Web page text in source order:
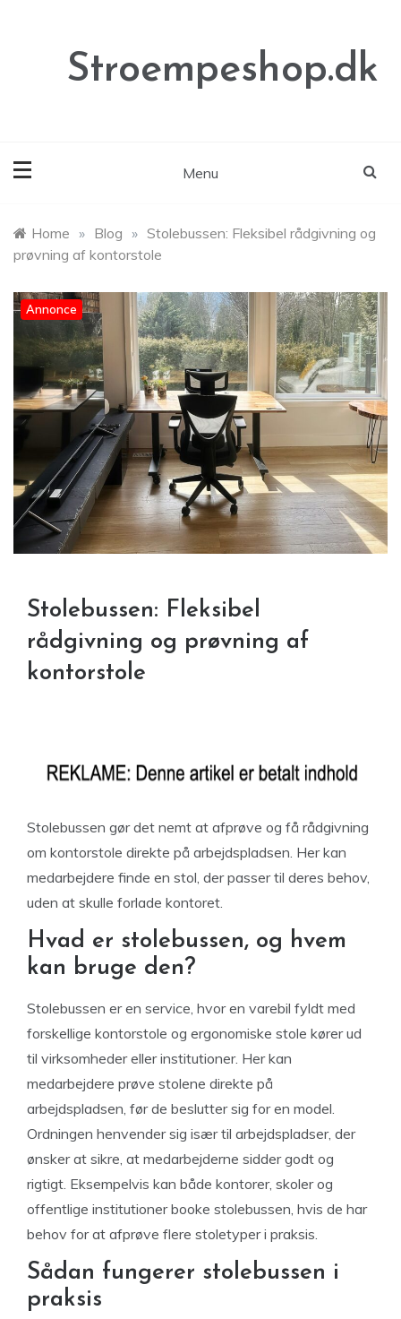
Stroempeshop.dk
Menu
Home » Blog » Stolebussen: Fleksibel rådgivning og
prøvning af kontorstole
Annonce
Stolebussen: Fleksibel
rådgivning og prøvning af
kontorstole
Stolebussen gør det nemt at afprøve og få rådgivning
om kontorstole direkte på arbejdspladsen. Her kan
medarbejdere finde en stol, der passer til deres behov,
uden at skulle forlade kontoret.
Hvad er stolebussen, og hvem
kan bruge den?
Stolebussen er en service, hvor en varebil fyldt med
forskellige kontorstole og ergonomiske stole kører ud
til virksomheder eller institutioner. Her kan
medarbejdere prøve stolene direkte på
arbejdspladsen, før de beslutter sig for en model.
Ordningen henvender sig især til arbejdspladser, der
ønsker at sikre, at medarbejderne sidder godt og
rigtigt. Eksempelvis kan både kontorer, skoler og
offentlige institutioner booke stolebussen, hvis de har
behov for at afprøve flere stoletyper i praksis.
Sådan fungerer stolebussen i
praksis